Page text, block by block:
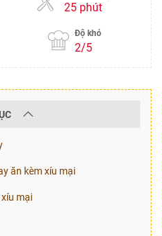
25 phút
Độ khó
2/5
ăn kèm xíu mại
mại